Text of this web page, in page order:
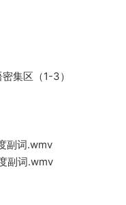
集区（1-3）
副词.wmv
副词.wmv